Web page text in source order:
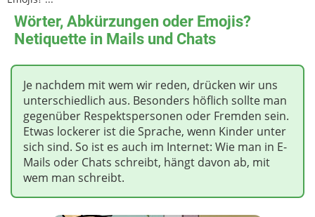
Wörter, Abkürzungen oder Emojis?
Netiquette in Mails und Chats
Je nachdem mit wem wir reden, drücken wir uns
unterschiedlich aus. Besonders höflich sollte man
gegenüber Respektspersonen oder Fremden sein.
Etwas lockerer ist die Sprache, wenn Kinder unter
sich sind. So ist es auch im Internet: Wie man in E-
Mails oder Chats schreibt, hängt davon ab, mit
wem man schreibt.